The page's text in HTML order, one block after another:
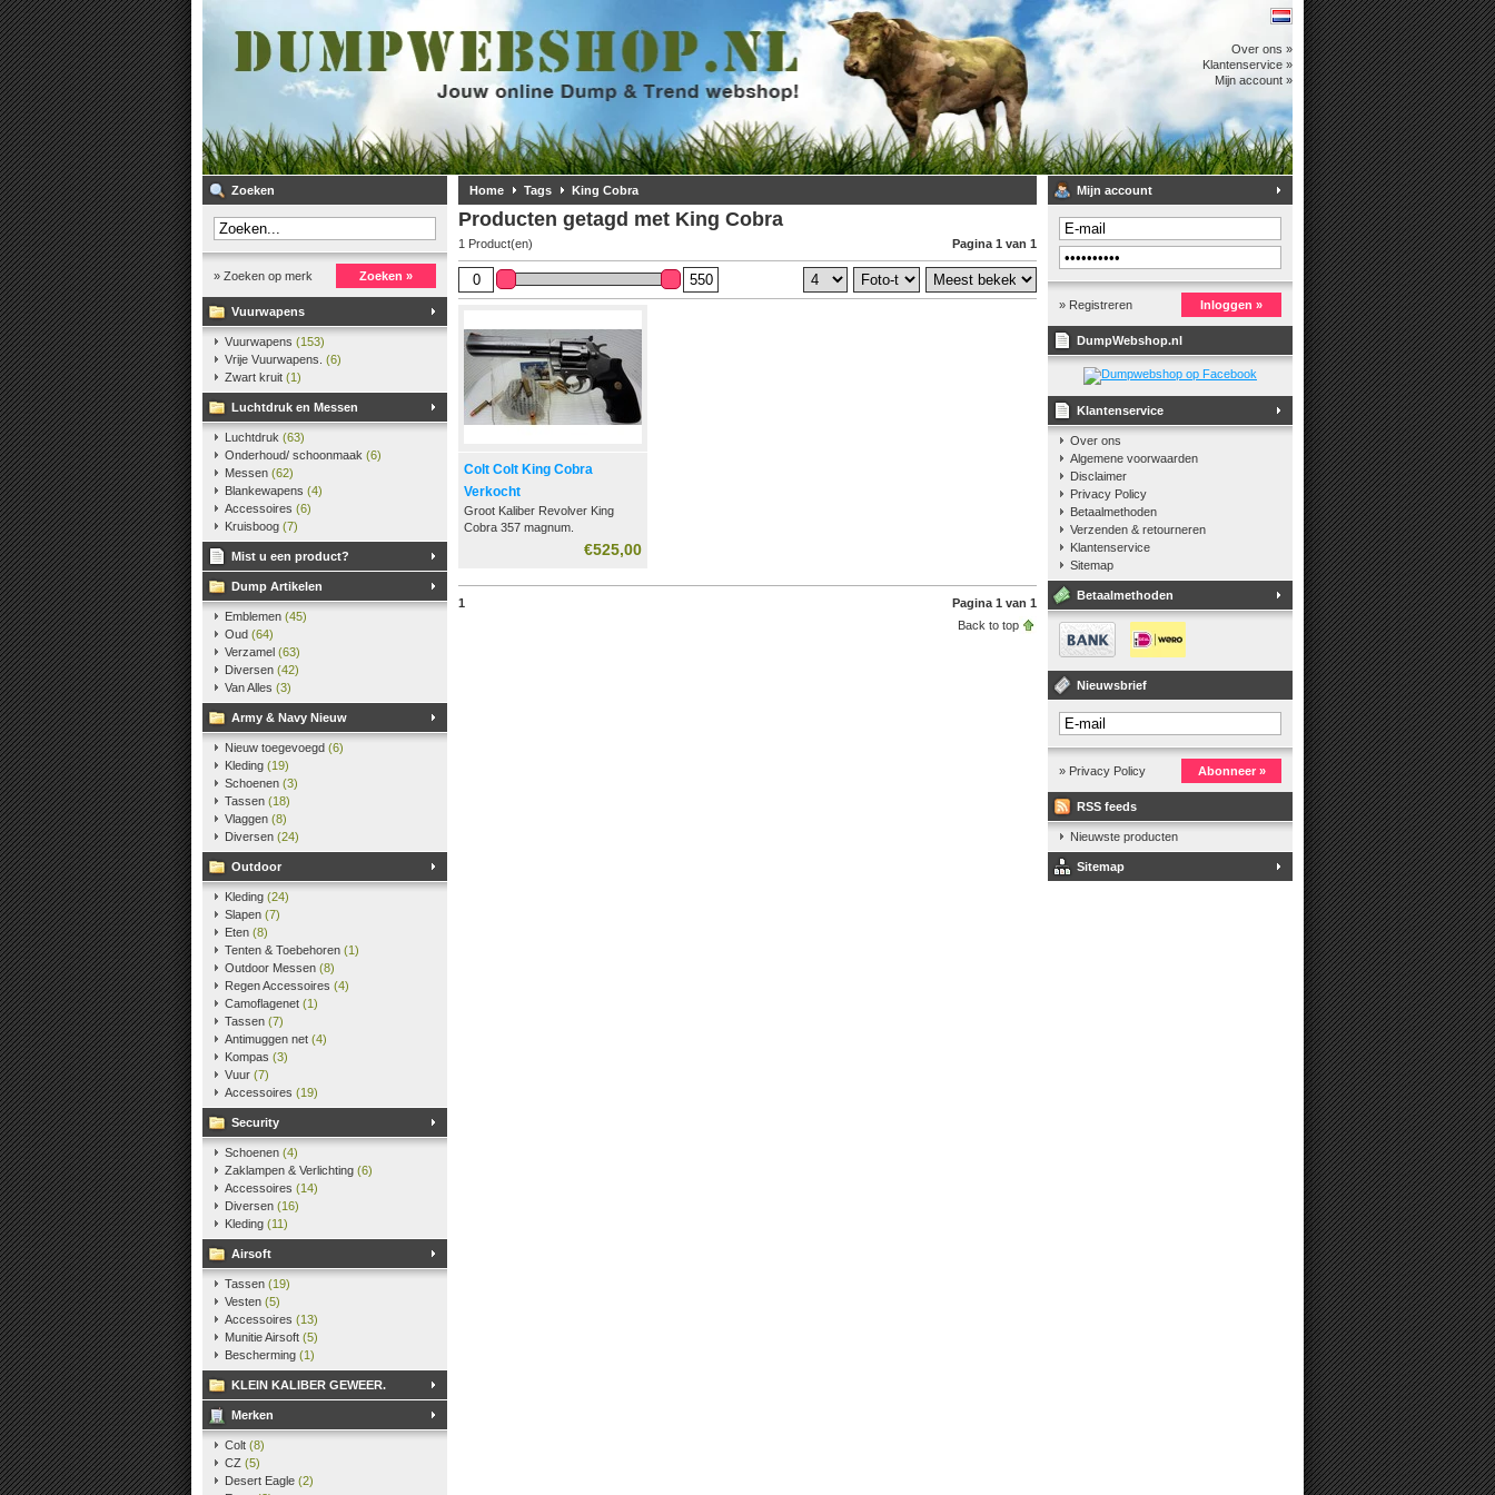
Over ons »
Klantenservice »
Mijn account »
Zoeken
» Zoeken op merk Zoeken »
Vuurwapens
Vuurwapens (153)
Vrije Vuurwapens. (6)
Zwart kruit (1)
Luchtdruk en Messen
Luchtdruk (63)
Onderhoud/ schoonmaak (6)
Messen (62)
Blankewapens (4)
Accessoires (6)
Kruisboog (7)
Mist u een product?
Dump Artikelen
Emblemen (45)
Oud (64)
Verzamel (63)
Diversen (42)
Van Alles (3)
Army & Navy Nieuw
Nieuw toegevoegd (6)
Kleding (19)
Schoenen (3)
Tassen (18)
Vlaggen (8)
Diversen (24)
Outdoor
Kleding (24)
Slapen (7)
Eten (8)
Tenten & Toebehoren (1)
Outdoor Messen (8)
Regen Accessoires (4)
Camoflagenet (1)
Tassen (7)
Antimuggen net (4)
Kompas (3)
Vuur (7)
Accessoires (19)
Security
Schoenen (4)
Zaklampen & Verlichting (6)
Accessoires (14)
Diversen (16)
Kleding (11)
Airsoft
Tassen (19)
Vesten (5)
Accessoires (13)
Munitie Airsoft (5)
Bescherming (1)
KLEIN KALIBER GEWEER.
Merken
Colt (8)
CZ (5)
Desert Eagle (2)
Home Tags King Cobra
Producten getagd met King Cobra
1 Product(en) Pagina 1 van 1
Colt Colt King Cobra
Verkocht
Groot Kaliber Revolver King
Cobra 357 magnum.
€525,00
1
Pagina 1 van 1
Back to top
Mijn account
» Registreren Inloggen »
DumpWebshop.nl
Klantenservice
Over ons
Algemene voorwaarden
Disclaimer
Privacy Policy
Betaalmethoden
Verzenden & retourneren
Klantenservice
Sitemap
Betaalmethoden
Nieuwsbrief
» Privacy Policy Abonneer »
RSS feeds
Nieuwste producten
Sitemap